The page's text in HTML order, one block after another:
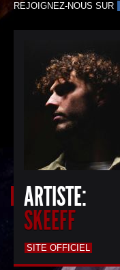
REJOIGNEZ-NOUS SUR
ARTISTE:
SKEEFF
SITE OFFICIEL